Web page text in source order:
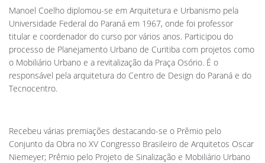
Manoel Coelho diplomou-se em Arquitetura e Urbanismo pela
Universidade Federal do Paraná em 1967, onde foi professor
titular e coordenador do curso por vários anos. Participou do
processo de Planejamento Urbano de Curitiba com projetos como
o Mobiliário Urbano e a revitalização da Praça Osório. É o
responsável pela arquitetura do Centro de Design do Paraná e do
Tecnocentro.
Recebeu várias premiações destacando-se o Prêmio pelo
Conjunto da Obra no XV Congresso Brasileiro de Arquitetos Oscar
Niemeyer; Prêmio pelo Projeto de Sinalização e Mobiliário Urbano